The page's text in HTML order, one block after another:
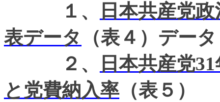
１、
日本共産党
表データ
（表４）データ
２、
日本共産党31
と党費納入率 （表５）